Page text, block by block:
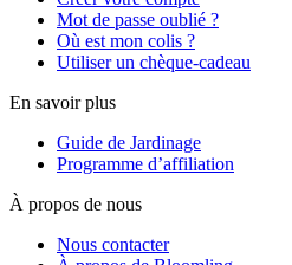
Mot de passe oublié ?
Où est mon colis ?
Utiliser un chèque-cadeau
En savoir plus
Guide de Jardinage
Programme d’affiliation
À propos de nous
Nous contacter